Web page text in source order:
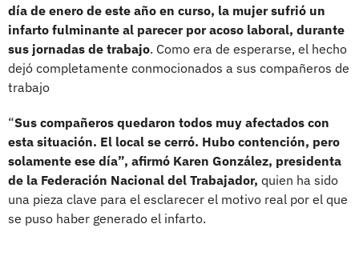
día de enero de este año en curso, la mujer sufrió un
infarto fulminante al parecer por acoso laboral, durante
sus jornadas de trabajo. Como era de esperarse, el hecho
dejó completamente conmocionados a sus compañeros de
trabajo
“Sus compañeros quedaron todos muy afectados con
esta situación. El local se cerró. Hubo contención, pero
solamente ese día”, afirmó Karen González, presidenta
de la Federación Nacional del Trabajador, quien ha sido
una pieza clave para el esclarecer el motivo real por el que
se puso haber generado el infarto.